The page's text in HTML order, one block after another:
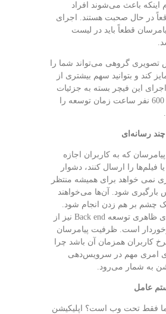
اینکه باعث می‌شوند افراد
در حال صحبت هستند. اجرای
قطعاً باید در لیست
تصویری گروهی می‌تواند شما را
کند و بتوانید سهم بیشتری از
اجرای این فیچر بسته به جزئیات
فنی، بین 200 تا 600 نفر ساعت زمان توسعه را
رسانه‌ای
که به کاربران اجازه
فیلم‌ها را ارسال کنند، دشوار
نمی خواهد برای همیشه منتظر
بارگیری شود. آ‌ن‌ها می‌خواهند
چشم بر هم زدن انجام شود.
علاوه بر فیچرهای ظاهری توسعه Back end نیز از
است. ظرفیت پیامرسان
کاربران همزمان آن باشد چرا
امری مهم در سرویس‌دهی
به شمار می‌رود.
عامل
فقط تحت وب است؟ اپلیکیشن